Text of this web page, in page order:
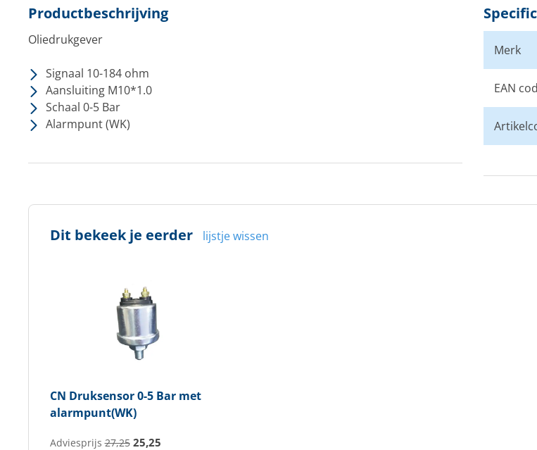
Productbeschrijving
Oliedrukgever
Signaal 10-184 ohm
Aansluiting M10*1.0
Schaal 0-5 Bar
Alarmpunt (WK)
Merk
EAN
Dit bekeek je eerder lijstje wissen
CN Druksensor 0-5 Bar met
alarmpunt(WK)
Adviesprijs27,25 25,25